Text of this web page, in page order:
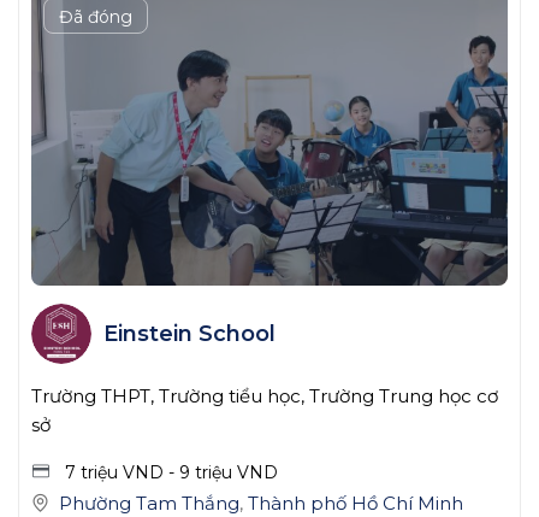
Đã đóng
Einstein School
Trường THPT, Trường tiểu học, Trường Trung học cơ
sở
7 triệu VND - 9 triệu VND
Phường Tam Thắng, Thành phố Hồ Chí Minh